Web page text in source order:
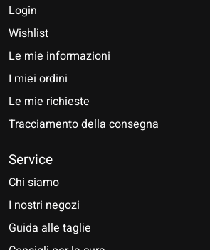
Login
Wishlist
Le mie informazioni
I miei ordini
Le mie richieste
Tracciamento della consegna
Service
Chi siamo
I nostri negozi
Guida alle taglie